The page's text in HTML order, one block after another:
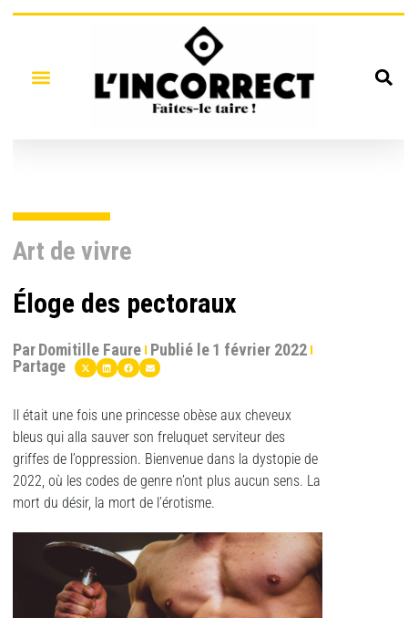
Art de vivre
Éloge des pectoraux
ParDomitille Faure Publié le1 février 2022
Partage
Il était une fois une princesse obèse aux cheveux
bleus qui alla sauver son freluquet serviteur des
griffes de l’oppression. Bienvenue dans la dystopie de
2022, où les codes de genre n’ont plus aucun sens. La
mort du désir, la mort de l’érotisme.